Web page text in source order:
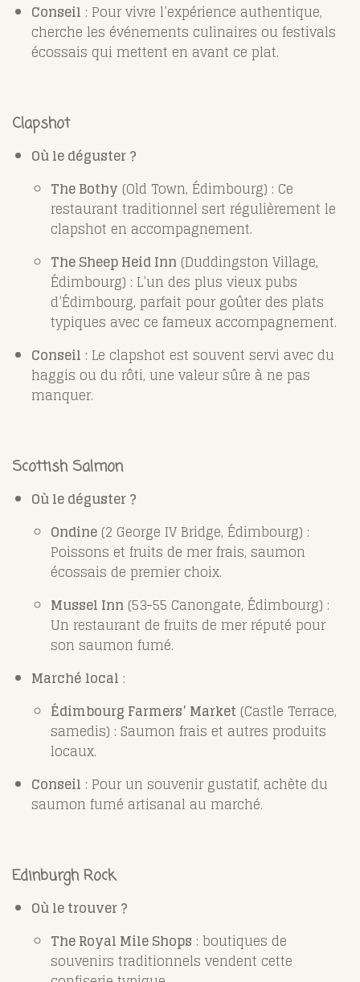
Conseil : Pour vivre l’expérience authentique,
cherche les événements culinaires ou festivals
écossais qui mettent en avant ce plat.
Clapshot
Où le déguster ?
The Bothy (Old Town, Édimbourg) : Ce
restaurant traditionnel sert régulièrement le
clapshot en accompagnement.
The Sheep Heid Inn (Duddingston Village,
Édimbourg) : L’un des plus vieux pubs
d’Édimbourg, parfait pour goûter des plats
typiques avec ce fameux accompagnement.
Conseil : Le clapshot est souvent servi avec du
haggis ou du rôti, une valeur sûre à ne pas
manquer.
Scottish Salmon
Où le déguster ?
Ondine (2 George IV Bridge, Édimbourg) :
Poissons et fruits de mer frais, saumon
écossais de premier choix.
Mussel Inn (53-55 Canongate, Édimbourg) :
Un restaurant de fruits de mer réputé pour
son saumon fumé.
Marché local :
Édimbourg Farmers’ Market (Castle Terrace,
samedis) : Saumon frais et autres produits
locaux.
Conseil : Pour un souvenir gustatif, achète du
saumon fumé artisanal au marché.
Edinburgh Rock
Où le trouver ?
The Royal Mile Shops : boutiques de
souvenirs traditionnels vendent cette